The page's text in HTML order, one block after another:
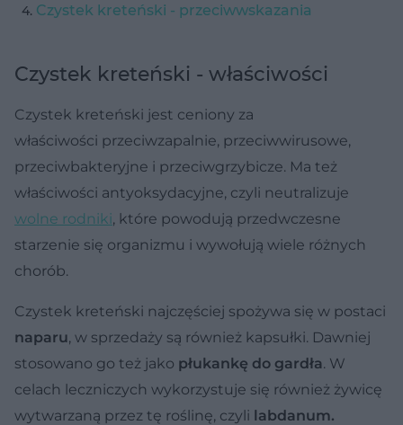
Czystek kreteński - przeciwwskazania
Czystek kreteński - właściwości
Czystek kreteński jest ceniony za
właściwości przeciwzapalnie, przeciwwirusowe,
przeciwbakteryjne i przeciwgrzybicze. Ma też
właściwości antyoksydacyjne, czyli neutralizuje
wolne rodniki, które powodują przedwczesne
starzenie się organizmu i wywołują wiele różnych
chorób.
Czystek kreteński najczęściej spożywa się w postaci
naparu, w sprzedaży są również kapsułki. Dawniej
stosowano go też jako płukankę do gardła. W
celach leczniczych wykorzystuje się również żywicę
wytwarzaną przez tę roślinę, czyli labdanum.